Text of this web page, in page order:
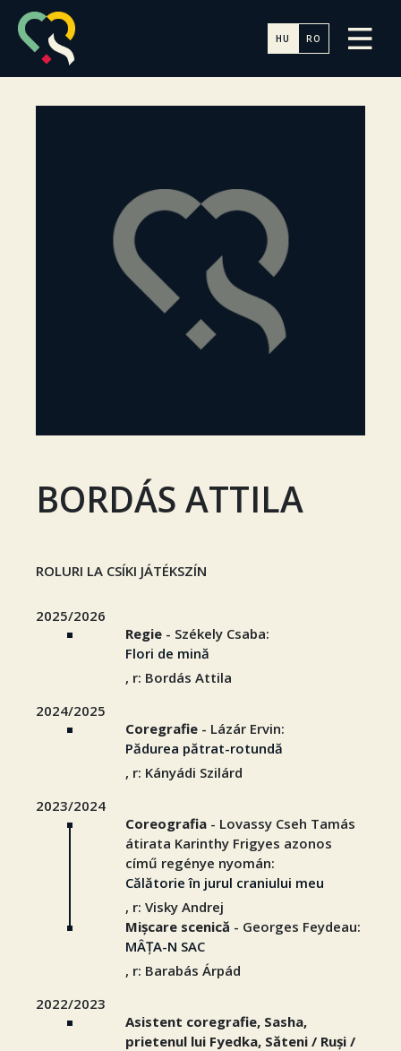
HU RO
BORDÁS ATTILA
ROLURI LA CSÍKI JÁTÉKSZÍN
2025/2026
Regie - Székely Csaba:
Flori de mină
, r: Bordás Attila
2024/2025
Coregrafie - Lázár Ervin:
Pădurea pătrat-rotundă
, r: Kányádi Szilárd
2023/2024
Coreografia - Lovassy Cseh Tamás
átirata Karinthy Frigyes azonos
című regénye nyomán:
Călătorie în jurul craniului meu
, r: Visky Andrej
Mișcare scenică - Georges Feydeau:
MÂȚA-N SAC
, r: Barabás Árpád
2022/2023
Asistent coregrafie, Sasha,
prietenul lui Fyedka, Săteni / Ruși /